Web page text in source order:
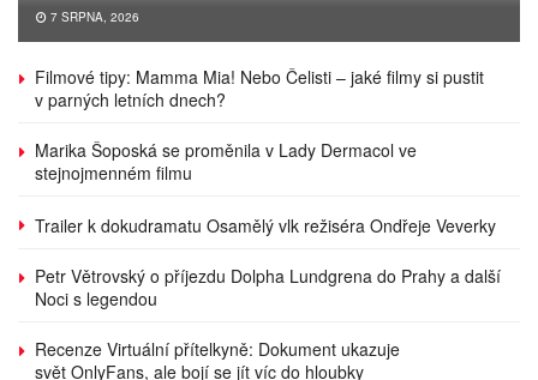
7 SRPNA, 2026
Filmové tipy: Mamma Mia! Nebo Čelisti – jaké filmy si pustit
v parných letních dnech?
Marika Šoposká se proměnila v Lady Dermacol ve
stejnojmenném filmu
Trailer k dokudramatu Osamělý vlk režiséra Ondřeje Veverky
Petr Větrovský o příjezdu Dolpha Lundgrena do Prahy a další
Noci s legendou
Recenze Virtuální přítelkyně: Dokument ukazuje
svět OnlyFans, ale bojí se jít víc do hloubky